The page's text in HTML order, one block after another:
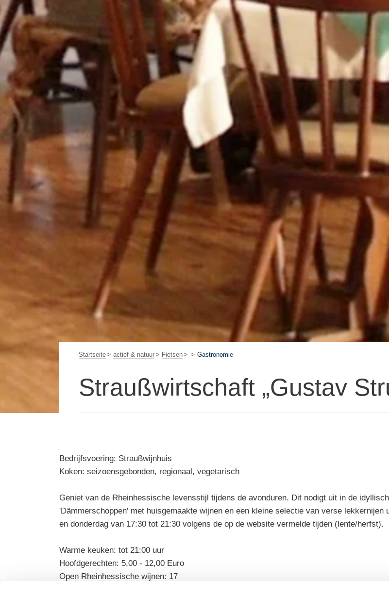
Startseite actief & natuur Fietsen Gastronomie
Straußwirtschaft „Gustav
Bedrijfsvoering: Straußwijnhuis
Koken: seizoensgebonden, regionaal, vegetarisch
Geniet van de Rheinhessische levensstijl tijdens de avonduren. Dit nodigt uit in de
'Dämmerschoppen' met huisgemaakte wijnen en een kleine selectie van verse
en donderdag van 17:30 tot 21:30 volgens de op de website vermelde tijden (lente/herfst).
Warme keuken: tot 21:00 uur
Hoofdgerechten: 5,00 - 12,00 Euro
Open Rheinhessische wijnen: 17